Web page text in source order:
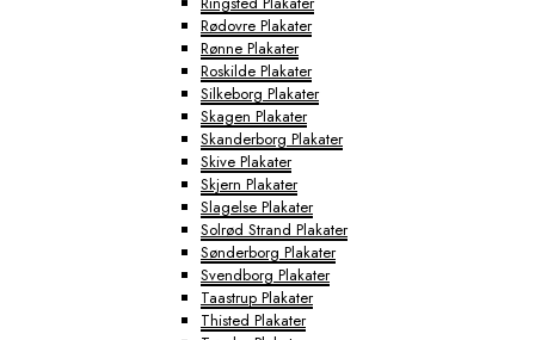
Rødovre Plakater
Rønne Plakater
Roskilde Plakater
Silkeborg Plakater
Skagen Plakater
Skanderborg Plakater
Skive Plakater
Skjern Plakater
Slagelse Plakater
Solrød Strand Plakater
Sønderborg Plakater
Svendborg Plakater
Taastrup Plakater
Thisted Plakater